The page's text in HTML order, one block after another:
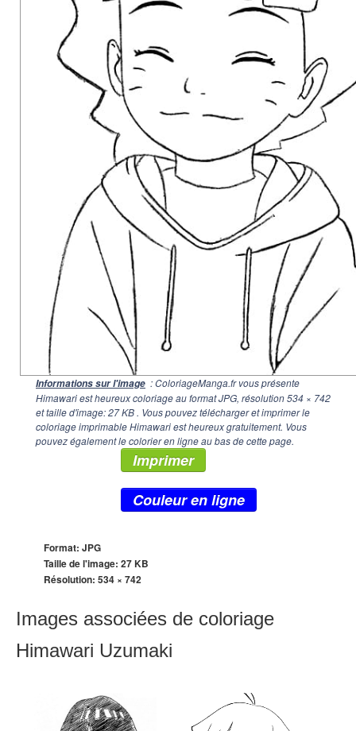
Informations sur l'image : ColoriageManga.fr vous présente
Himawari est heureux coloriage au format JPG, résolution534 × 742
et taille d'image: 27 KB . Vous pouvez télécharger et imprimer le
coloriage imprimable Himawari est heureux gratuitement. Vous
pouvez également le colorier en ligne au bas de cette page.
Imprimer
Couleur en ligne
Format: JPG
Taille de l'image: 27 KB
Résolution: 534 × 742
Images associées de coloriage
Himawari Uzumaki